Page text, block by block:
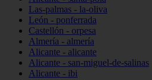
Las-palmas - la-oliva
León - ponferrada
Castellón - orpesa
Almería - almería
Alicante - alicante
Alicante - san-miguel-de-salinas
Alicante - ibi